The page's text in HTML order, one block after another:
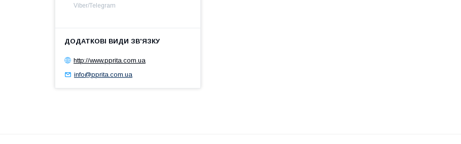
Viber/Telegram
http://www.pprita.com.ua
info@pprita.com.ua